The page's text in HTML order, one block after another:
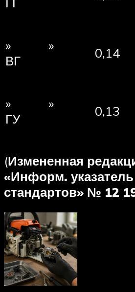
» »
ВГ
0,14
» »
ГУ
0,13
(Измененная
«Информ. указатель
стандартов» № 12